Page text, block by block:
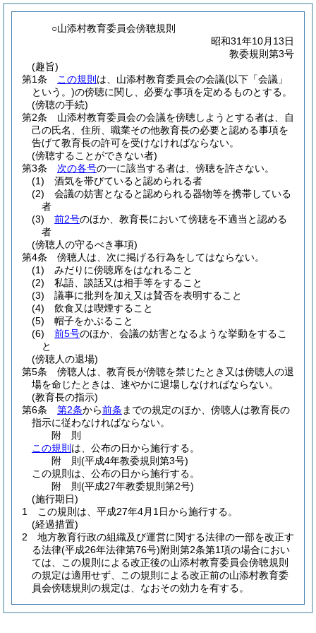
○山添村教育委員会傍聴規則
昭和31年10月13日
教委規則第3号
(趣旨)
第1条
この規則 は、山添村教育委員会の会議(以下「会議」
という。)の傍聴に関し、必要な事項を定めるものとする。
(傍聴の手続)
第2条
山添村教育委員会の会議を傍聴しようとする者は、自
己の氏名、住所、職業その他教育長の必要と認める事項を
告げて教育長の許可を受けなければならない。
(傍聴することができない者)
第3条
次の各号の一に該当する者は、傍聴を許さない。
(1)
酒気を帯びていると認められる者
(2)
会議の妨害となると認められる器物等を携帯している
者
(3)
前2号のほか、教育長において傍聴を不適当と認める
者
(傍聴人の守るべき事項)
第4条
傍聴人は、次に掲げる行為をしてはならない。
(1)
みだりに傍聴席をはなれること
(2)
私語、談話又は相手等をすること
(3)
議事に批判を加え又は賛否を表明すること
(4)
飲食又は喫煙すること
(5)
帽子をかぶること
(6)
前5号のほか、会議の妨害となるような挙動をするこ
と
(傍聴人の退場)
第5条
傍聴人は、教育長が傍聴を禁じたとき又は傍聴人の退
場を命じたときは、速やかに退場しなければならない。
(教育長の指示)
第6条
第2条から前条 までの規定のほか、傍聴人は教育長の
指示に従わなければならない。
附 則
この規則 は、公布の日から施行する。
附 則(平成4年教委規則第3号)
この規則は、公布の日から施行する。
附 則(平成27年教委規則第2号)
(施行期日)
1
この規則は、平成27年4月1日から施行する。
(経過措置)
2
地方教育行政の組織及び運営に関する法律の一部を改正す
る法律(平成26年法律第76号)附則第2条第1項の場合におい
ては、この規則による改正後の山添村教育委員会傍聴規則
の規定は適用せず、この規則による改正前の山添村教育委
員会傍聴規則の規定は、なおその効力を有する。